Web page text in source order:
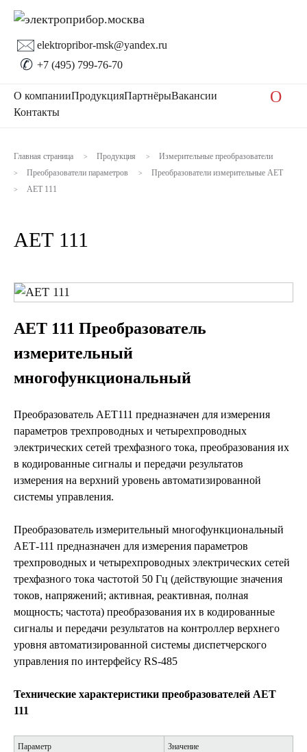
🖂 elektropribor-msk@yandex.ru
✆ +7 (495) 799-76-70
О компанииПродукцияПартнёрыВакансии
Контакты
O
Главная страница > Продукция > Измерительные преобразователи
> Преобразователи параметров > Преобразователи измерительные АЕТ
> АЕТ 111
АЕТ 111
АЕТ 111 Преобразователь
измерительный
многофункциональный
Преобразователь АЕТ111 предназначен для измерения
параметров трехпроводных и четырехпроводных
электрических сетей трехфазного тока, преобразования их
в кодированные сигналы и передачи результатов
измерения на верхний уровень автоматизированной
системы управления.
Преобразователь измерительный многофункциональный
АЕТ-111 предназначен для измерения параметров
трехпроводных и четырехпроводных электрических сетей
трехфазного тока частотой 50 Гц (действующие значения
токов, напряжений; активная, реактивная, полная
мощность; частота) преобразования их в кодированные
сигналы и передачи результатов на контроллер верхнего
уровня автоматизированной системы диспетчерского
управления по интерфейсу RS-485
Технические характеристики преобразователей АЕТ
111
Параметр Значение